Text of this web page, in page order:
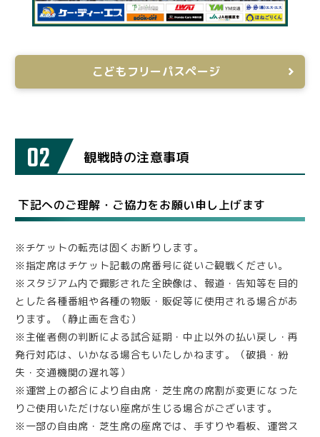
こどもフリーパスページ
02 観戦時の注意事項
下記へのご理解・ご協力をお願い申し上げます
※チケットの転売は固くお断りします。
※指定席はチケット記載の席番号に従いご観戦ください。
※スタジアム内で撮影された全映像は、報道・告知等を目的
とした各種番組や各種の物販・販促等に使用される場合があ
ります。（静止画を含む）
※主催者側の判断による試合延期・中止以外の払い戻し・再
発行対応は、いかなる場合もいたしかねます。（破損・紛
失・交通機関の遅れ等）
※運営上の都合により自由席・芝生席の席割が変更になった
りご使用いただけない座席が生じる場合がございます。
※一部の自由席・芝生席の座席では、手すりや看板、運営ス